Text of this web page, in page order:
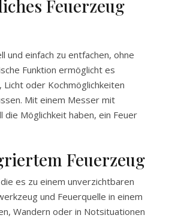
Feuerzeug
und einfach zu entfachen, ohne
Funktion ermöglicht es
oder Kochmöglichkeiten
Mit einem Messer mit
Möglichkeit haben, ein Feuer
Feuerzeug
es zu einem unverzichtbaren
und Feuerquelle in einem
Wandern oder in Notsituationen